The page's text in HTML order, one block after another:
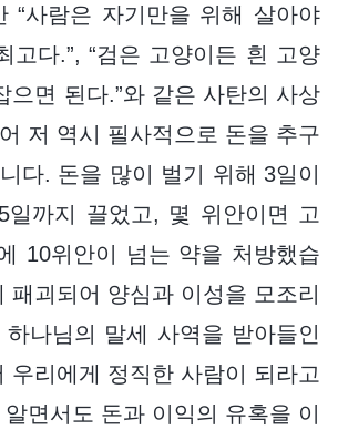
“사람은 자기만을 위해 살아야
고다.”, “검은 고양이든 흰 고양
으면 된다.”와 같은 사탄의 사상
저 역시 필사적으로 돈을 추구
다. 돈을 많이 벌기 위해 3일이
일까지 끌었고, 몇 위안이면 고
10위안이 넘는 약을 처방했습
패괴되어 양심과 이성을 모조리
나님의 말세 사역을 받아들인
우리에게 정직한 사람이 되라고
면서도 돈과 이익의 유혹을 이